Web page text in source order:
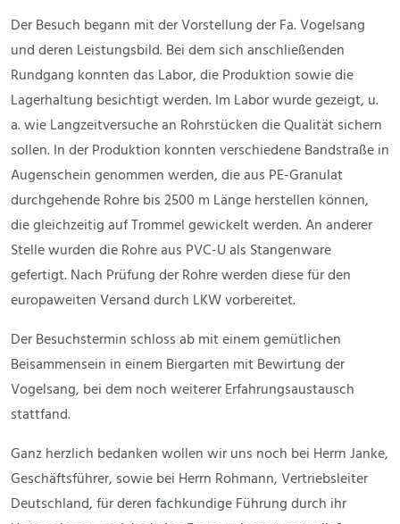
Der Besuch begann mit der Vorstellung der Fa. Vogelsang
und deren Leistungsbild. Bei dem sich anschließenden
Rundgang konnten das Labor, die Produktion sowie die
Lagerhaltung besichtigt werden. Im Labor wurde gezeigt, u.
a. wie Langzeitversuche an Rohrstücken die Qualität sichern
sollen. In der Produktion konnten verschiedene Bandstraße in
Augenschein genommen werden, die aus PE-Granulat
durchgehende Rohre bis 2500 m Länge herstellen können,
die gleichzeitig auf Trommel gewickelt werden. An anderer
Stelle wurden die Rohre aus PVC-U als Stangenware
gefertigt. Nach Prüfung der Rohre werden diese für den
europaweiten Versand durch LKW vorbereitet.
Der Besuchstermin schloss ab mit einem gemütlichen
Beisammensein in einem Biergarten mit Bewirtung der
Vogelsang, bei dem noch weiterer Erfahrungsaustausch
stattfand.
Ganz herzlich bedanken wollen wir uns noch bei Herrn Janke,
Geschäftsführer, sowie bei Herrn Rohmann, Vertriebsleiter
Deutschland, für deren fachkundige Führung durch ihr